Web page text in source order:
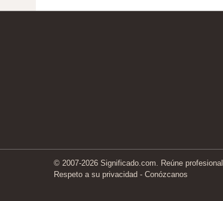
© 2007-2026 Significado.com. Reúne
Respeto a su privacidad - Conózcanos